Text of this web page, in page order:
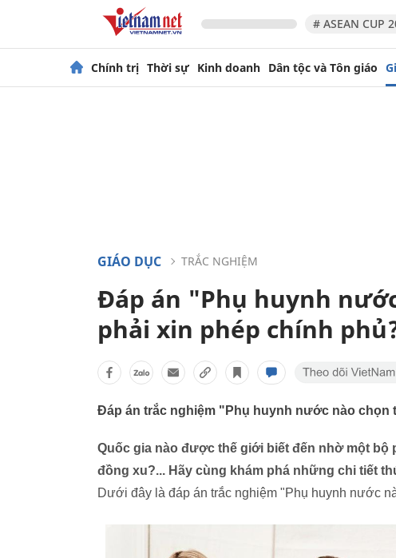
# ASEAN CUP
Chính trị Thời sự Kinh doanh Dân tộc và Tôn giáo
GIÁO DỤC TRẮC NGHIỆM
Đáp án "Phụ huynh
phải xin phép chính
Đáp án trắc nghiệm "Phụ huynh nước nào
Quốc gia nào được thế giới biết đến nhờ một bộ
đồng xu?... Hãy cùng khám phá những chi tiết
Dưới đây là đáp án trắc nghiệm "Phụ huynh nước